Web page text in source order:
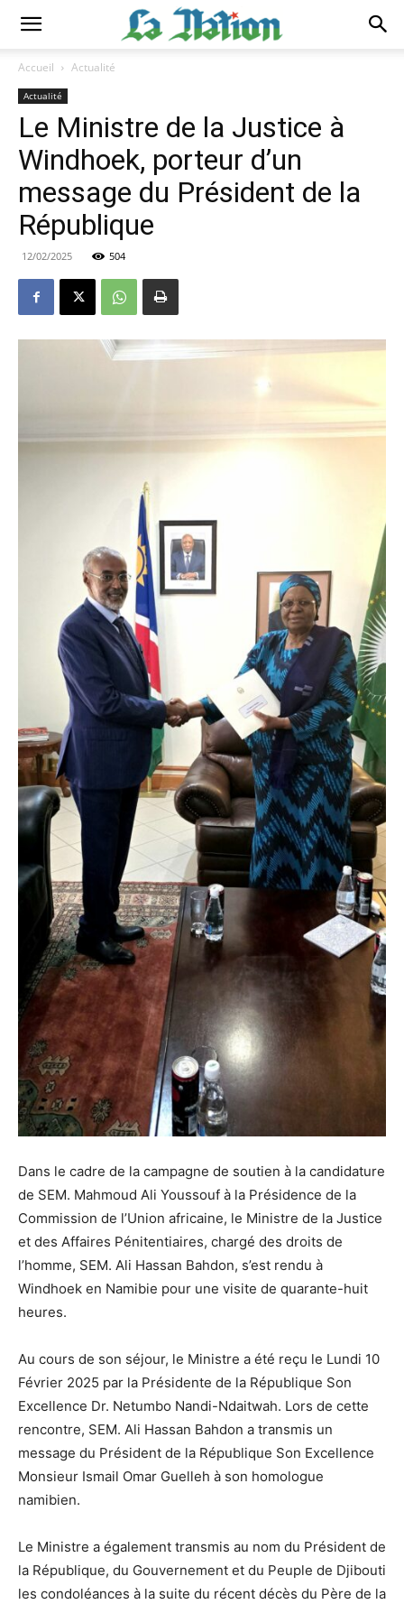
Accueil Actualité
Actualité
Le Ministre de la Justice à
Windhoek, porteur d’un
message du Président de la
République
12/02/2025 504
Dans le cadre de la campagne de soutien à la candidature
de SEM. Mahmoud Ali Youssouf à la Présidence de la
Commission de l’Union africaine, le Ministre de la Justice
et des Affaires Pénitentiaires, chargé des droits de
l’homme, SEM. Ali Hassan Bahdon, s’est rendu à
Windhoek en Namibie pour une visite de quarante-huit
heures.
Au cours de son séjour, le Ministre a été reçu le Lundi 10
Février 2025 par la Présidente de la République Son
Excellence Dr. Netumbo Nandi-Ndaitwah. Lors de cette
rencontre, SEM. Ali Hassan Bahdon a transmis un
message du Président de la République Son Excellence
Monsieur Ismail Omar Guelleh à son homologue
namibien.
Le Ministre a également transmis au nom du Président de
la République, du Gouvernement et du Peuple de Djibouti
les condoléances à la suite du récent décès du Père de la